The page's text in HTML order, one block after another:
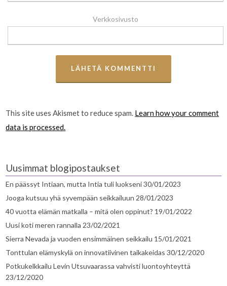
Verkkosivusto
This site uses Akismet to reduce spam. Learn how your comment
data is processed.
Uusimmat blogipostaukset
En päässyt Intiaan, mutta Intia tuli luokseni30/01/2023
Jooga kutsuu yhä syvempään seikkailuun 28/01/2023
40 vuotta elämän matkalla – mitä olen oppinut? 19/01/2022
Uusi koti meren rannalla 23/02/2021
Sierra Nevada ja vuoden ensimmäinen seikkailu 15/01/2021
Tonttulan elämyskylä on innovatiivinen taikakeidas 30/12/2020
Potkukelkkailu Levin Utsuvaarassa vahvisti luontoyhteyttä
23/12/2020